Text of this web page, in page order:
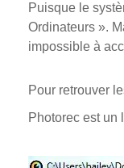
Puisque le
Ordinateurs ».
impossible à
Pour retrouver
Photorec est un